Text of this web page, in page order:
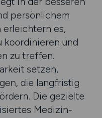
persönlichem
erleichtern es,
koordinieren und
zu treffen.
setzen,
die langfristig
Die gezielte
Medizin-